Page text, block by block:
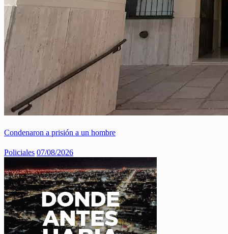
Condenaron a prisión a un hombre
Policiales 07/08/2026